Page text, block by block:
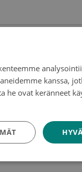
kanssa,
he ovat keränneet